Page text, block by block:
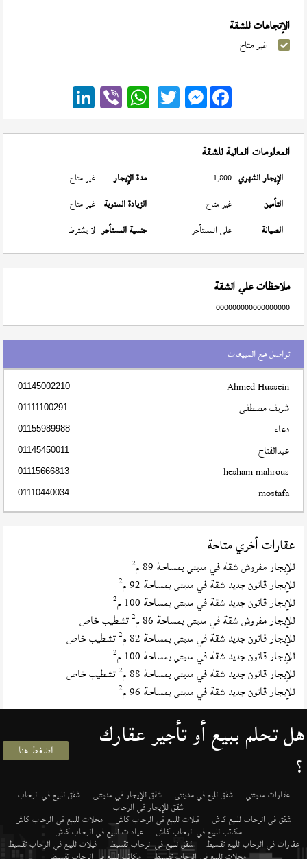
الإتجاهات للشقة
غير متاح
Messenger
المعلومات المالية للشقة
الإيجار الشهري 1,800 مدة الإيجار
غير متاح
التأمين
غير متاح الزيادة السنوية غير متاح
الصيانة
على المستأجر جنسية المستأجر لا يشترط
ملاحظات علي الشقة
000000000000000000
تواصل مع المبيعات
Ahmed Hussein
01145002210
شريف مصطفى 01111100291
دعاء 01155989988
عبدالفتاح 01145450011
hesham mahrous
01115666813
mostafa
01110440034
عقارات أخري متاحة
للإيجار مفروش شقة فيمدينتي بمساحة 89 م 2
للإيجار قانون جديد شقة فيمدينتي بمساحة 92 م 2
للإيجار قانون جديد شقة فيمدينتي بمساحة 100 م 2
للإيجار مفروش شقة فيمدينتي بمساحة 86 م 2تشطيب خاص
للإيجار قانون جديد شقة فيمدينتي بمساحة 82 م 2تشطيب خاص
للإيجار قانون جديد شقة فيمدينتي بمساحة 100 م 2
للإيجار قانون جديد شقة فيمدينتي بمساحة 88 م 2تشطيب خاص
للإيجار قانون جديد شقة فيمدينتي بمساحة 96 م 2
هل تحلم ببيع أو تأجير عقارك
؟ اضغط هنا
عقارات مدينتي شقق لليع في مدينتى شقق للإيجار في مدينتى شقق للبيع في الرحاب
شقق للإيجار في الرحاب
شقق في الرحاب للبيع كاش فيلات للبيع في الرحاب كاش محلات للبيع في الرحاب كاش
مكاتب للبيع في الرحاب كاش عيادات للبيع في الرحاب كاش
عقارات في الرحاب للبيع تقسيط شقق للبيع في الرحاب تقسيط فيلات للبيع في الرحاب تقسيط